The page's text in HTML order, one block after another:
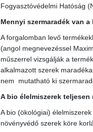
Fogyasztóvédelmi Hatóság
Mennyi szermaradék van
A forgalomban levő
(angol megnevezéssel
műszerrel vizsgálják a
alkalmazott szerek
nem mutatható ki
A bio élelmiszerek
A bio (ökológiai)
növényvédő szerek köre